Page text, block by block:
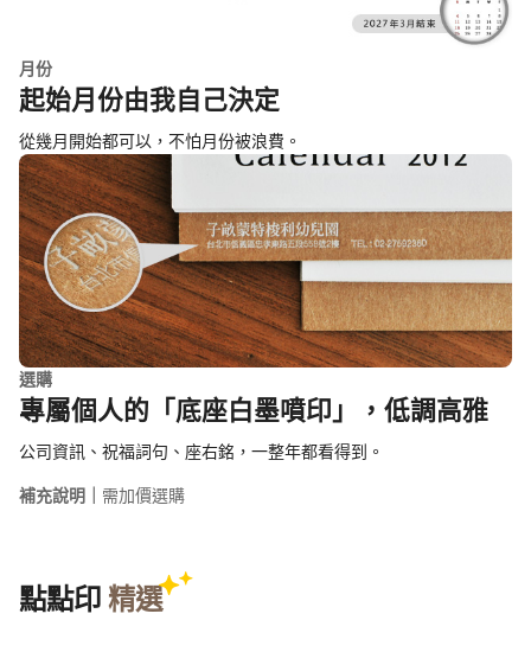
月份
起始月份由我自己決定
從幾月開始都可以，不怕月份被浪費。
選購
專屬個人的「底座白墨噴印」，低調高雅
公司資訊、祝福詞句、座右銘，一整年都看得到。
補充說明｜ 需加價選購
點點印 精選